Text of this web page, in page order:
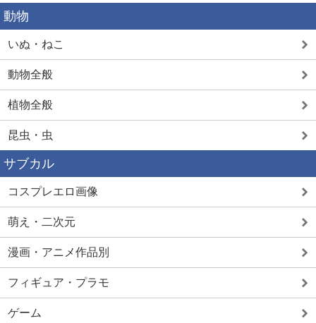
動物
いぬ・ねこ
動物全般
植物全般
昆虫・虫
サブカル
コスプレエロ画像
萌え・二次元
漫画・アニメ作品別
フィギュア・プラモ
ゲーム